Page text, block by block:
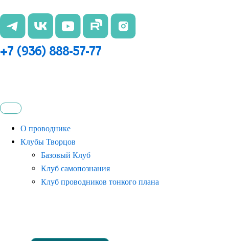
к
содержимому
+7 (936) 888-57-77
О проводнике
Клубы Творцов
Базовый Клуб
Клуб самопознания
Клуб проводников тонкого плана